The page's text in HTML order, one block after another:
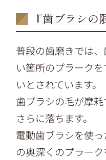
『歯ブラシの
普段の歯磨きでは
い箇所のプラーク
いとされています。
歯ブラシの毛が摩
さらに落ちます。
電動歯ブラシを使
の奥深くのプラー